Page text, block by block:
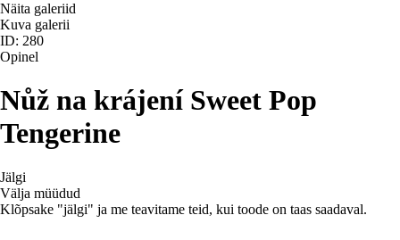
Näita galeriid
Kuva galerii
ID: 280
Opinel
Nůž na krájení Sweet Pop
Tengerine
Jälgi
Välja müüdud
Klõpsake "jälgi" ja me teavitame teid, kui toode on taas saadaval.